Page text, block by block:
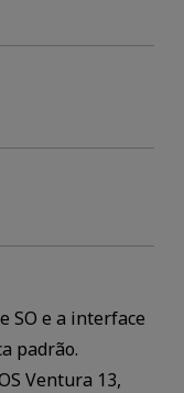
SO e a interface
padrão.
Ventura 13,